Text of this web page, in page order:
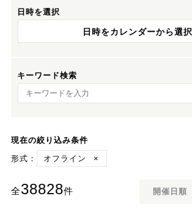
日時を選択
日時をカレンダーから選択
キーワード検索
キーワード検索
現在の絞り込み条件
形式：
オフライン ×
全38828件 開催日順